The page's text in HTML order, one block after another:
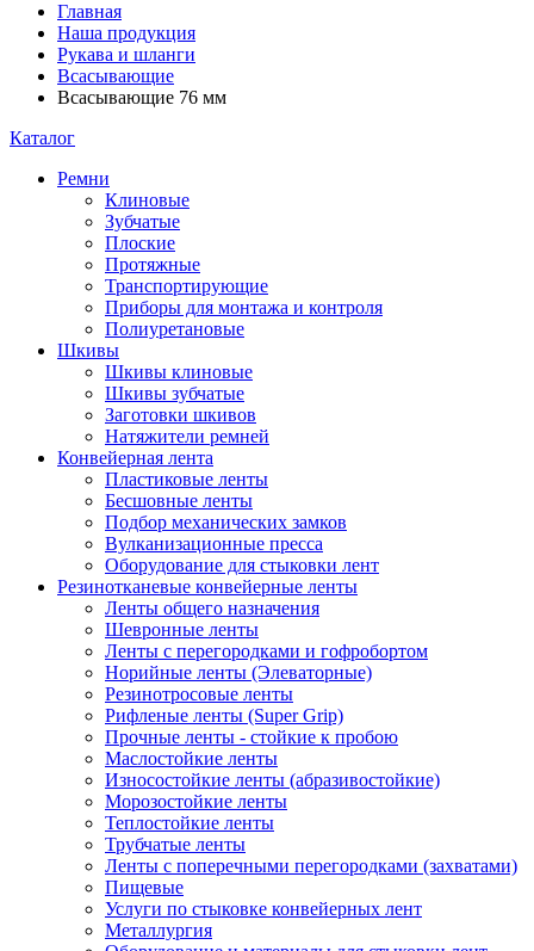
Главная
Наша продукция
Рукава и шланги
Всасывающие
Всасывающие 76 мм
Каталог
Ремни
Клиновые
Зубчатые
Плоские
Протяжные
Транспортирующие
Приборы для монтажа и контроля
Полиуретановые
Шкивы
Шкивы клиновые
Шкивы зубчатые
Заготовки шкивов
Натяжители ремней
Конвейерная лента
Пластиковые ленты
Бесшовные ленты
Подбор механических замков
Вулканизационные пресса
Оборудование для стыковки лент
Резинотканевые конвейерные ленты
Ленты общего назначения
Шевронные ленты
Ленты с перегородками и гофробортом
Норийные ленты (Элеваторные)
Резинотросовые ленты
Рифленые ленты (Super Grip)
Прочные ленты - стойкие к пробою
Маслостойкие ленты
Износостойкие ленты (абразивостойкие)
Морозостойкие ленты
Теплостойкие ленты
Трубчатые ленты
Ленты с поперечными перегородками (захватами)
Пищевые
Услуги по стыковке конвейерных лент
Металлургия